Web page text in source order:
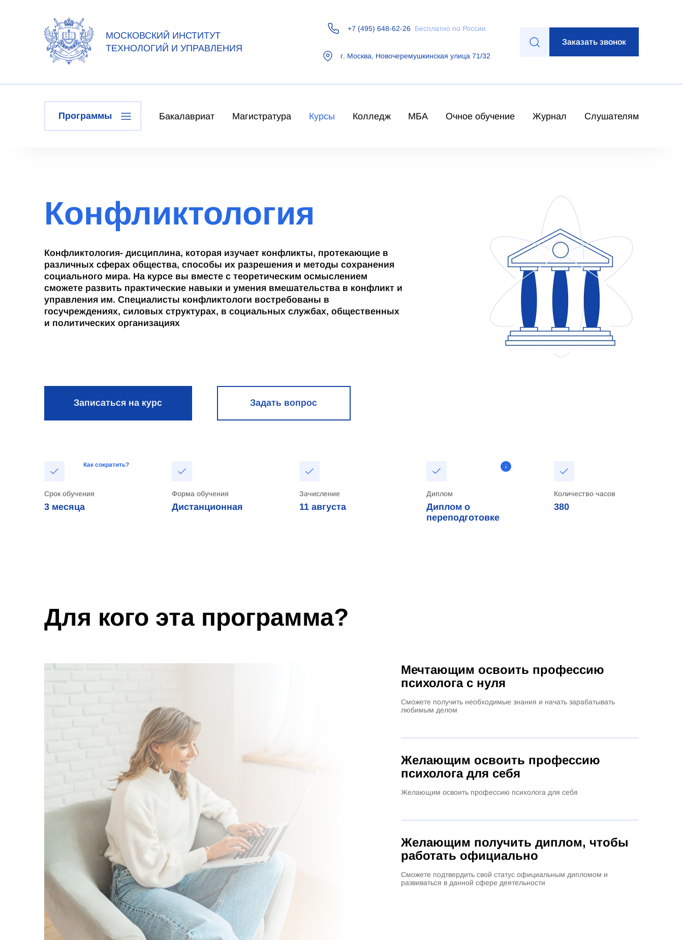
МОСКОВСКИЙ ИНСТИТУТ
ТЕХНОЛОГИЙ И УПРАВЛЕНИЯ
+7 (495) 648-62-26 Бесплатно по России
г. Москва, Новочеремушкинская улица 71/32
Заказать звонок
Программы Бакалавриат Магистратура Курсы Колледж МБА Очное обучение Журнал Слушателям
Конфликтология
Конфликтология- дисциплина, которая изучает конфликты, протекающие в
различных сферах общества, способы их разрешения и методы сохранения
социального мира. На курсе вы вместе с теоретическим осмыслением
сможете развить практические навыки и умения вмешательства в конфликт и
управления им. Специалисты конфликтологи востребованы в
госучреждениях, силовых структурах, в социальных службах, общественных
и политических организациях
Записаться на курс Задать вопрос
Как сократить?
Срок обучения
3 месяца
Форма обучения
Дистанционная
Зачисление
11 августа
Диплом
Диплом о
переподготовке
Количество часов
380
Для кого эта программа?
Мечтающим освоить профессию
психолога с нуля
Сможете получить необходимые знания и начать зарабатывать
любимым делом
Желающим освоить профессию
психолога для себя
Желающим освоить профессию психолога для себя
Желающим получить диплом, чтобы
работать официально
Сможете подтвердить свой статус официальным дипломом и
развиваться в данной сфере деятельности